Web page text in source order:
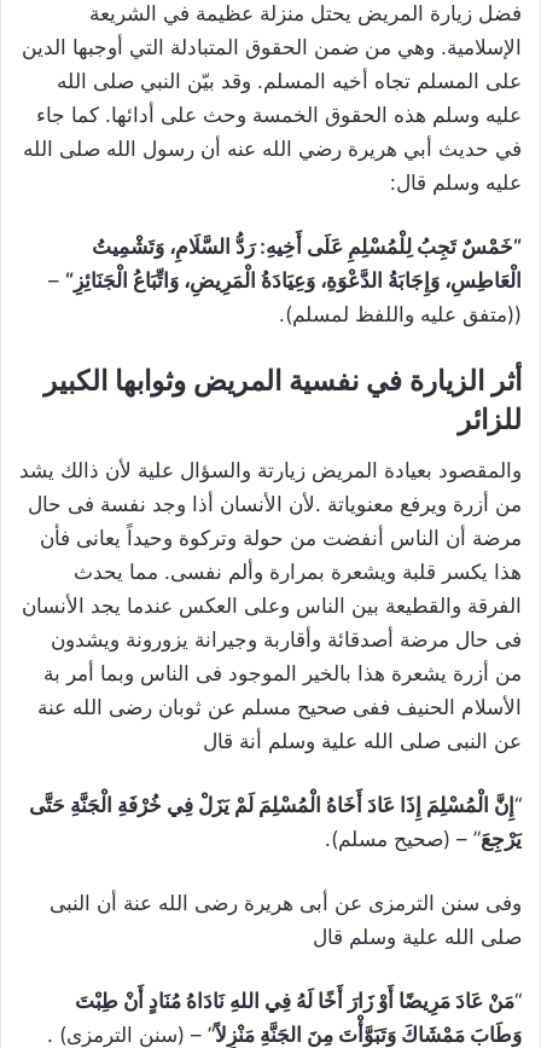
فضل زيارة المريض يحتل منزلة عظيمة في الشريعة
الإسلامية. وهي من ضمن الحقوق المتبادلة التي أوجبها الدين
على المسلم تجاه أخيه المسلم. وقد بيّن النبي صلى الله
عليه وسلم هذه الحقوق الخمسة وحث على أدائها. كما جاء
في حديث أبي هريرة رضي الله عنه أن رسول الله صلى الله
عليه وسلم قال:
“خَمْسٌ تَجِبُ لِلْمُسْلِمِ عَلَى أَخِيهِ: رَدُّ السَّلَامِ، وَتَشْمِيتُ
الْعَاطِسِ، وَإِجَابَةُ الدَّعْوَةِ، وَعِيَادَةُ الْمَرِيضِ، وَاتِّبَاعُ الْجَنَائِزِ “
–
((متفق عليه واللفظ لمسلم).
أثر الزيارة في نفسية المريض وثوابها الكبير
للزائر
والمقصود بعيادة المريض زيارتة والسؤال علية لأن ذالك يشد
من أزرة ويرفع معنوياتة .لأن الأنسان أذا وجد نفسة فى حال
مرضة أن الناس أنفضت من حولة وتركوة وحيداً يعانى فأن
هذا يكسر قلبة ويشعرة بمرارة وألم نفسى. مما يحدث
الفرقة والقطيعة بين الناس وعلى العكس عندما يجد الأنسان
فى حال مرضة أصدقائة وأقاربة وجيرانة يزورونة ويشدون
من أزرة يشعرة هذا بالخير الموجود فى الناس وبما أمر بة
الأسلام الحنيف ففى صحيح مسلم عن ثوبان رضى الله عنة
عن النبى صلى الله علية وسلم أنة قال
“إِنَّ الْمُسْلِمَ إِذَا عَادَ أَخَاهُ الْمُسْلِمَ لَمْ يَزَلْ فِي خُرْفَةِ الْجَنَّةِ حَتَّى
يَرْجِعَ” – (صحيح مسلم).
وفى سنن الترمزى عن أبى هريرة رضى الله عنة أن النبى
صلى الله علية وسلم قال
“مَنْ عَادَ مَرِيضًا أَوْ زَارَ أَخًا لَهُ فِي اللهِ نَادَاهُ مُنَادٍ أَنْ طِبْتَ
وَطَابَ مَمْشَاكَ وَتَبَوَّأْتَ مِنَ الجَنَّةِ مَنْزِلاً” – (سنن الترمزى) .